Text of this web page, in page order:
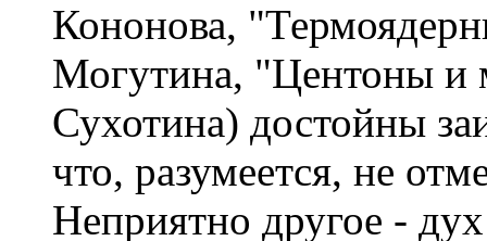
Кононова,
Могутина, "Центоны и
Сухотина) достойны
что, разумеется, не
Неприятно другое -